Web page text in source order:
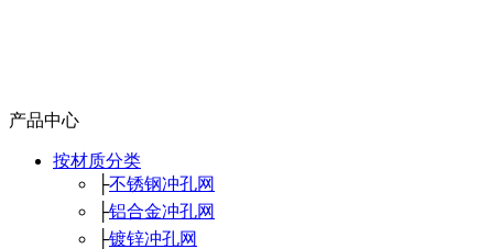
产品中心
按材质分类
├不锈钢冲孔网
├铝合金冲孔网
├镀锌冲孔网